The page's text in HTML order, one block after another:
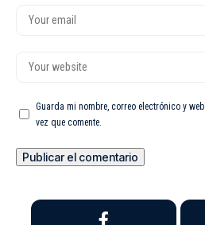
Guarda mi nombre, correo electrónico y
vez que comente.